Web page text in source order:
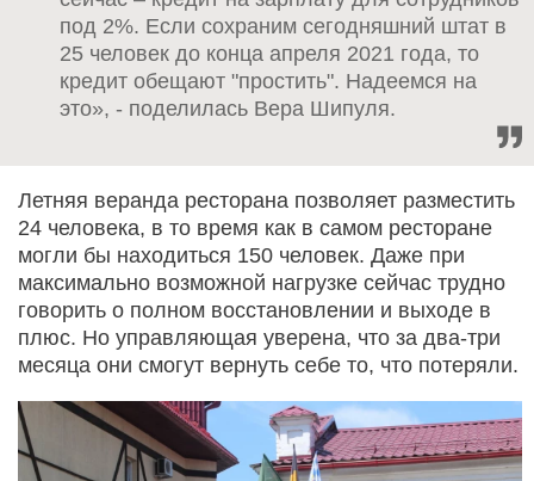
под 2%. Если сохраним сегодняшний штат в
25 человек до конца апреля 2021 года, то
кредит обещают "простить". Надеемся на
это», - поделилась Вера Шипуля.
Летняя веранда ресторана позволяет разместить
24 человека, в то время как в самом ресторане
могли бы находиться 150 человек. Даже при
максимально возможной нагрузке сейчас трудно
говорить о полном восстановлении и выходе в
плюс. Но управляющая уверена, что за два-три
месяца они смогут вернуть себе то, что потеряли.